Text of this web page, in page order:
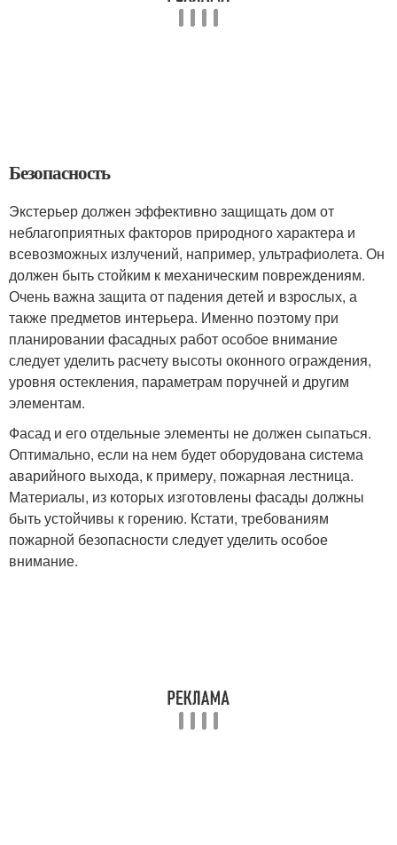
Безопасность
Экстерьер должен эффективно защищать дом от
неблагоприятных факторов природного характера и
всевозможных излучений, например, ультрафиолета. Он
должен быть стойким к механическим повреждениям.
Очень важна защита от падения детей и взрослых, а
также предметов интерьера. Именно поэтому при
планировании фасадных работ особое внимание
следует уделить расчету высоты оконного ограждения,
уровня остекления, параметрам поручней и другим
элементам.
Фасад и его отдельные элементы не должен сыпаться.
Оптимально, если на нем будет оборудована система
аварийного выхода, к примеру, пожарная лестница.
Материалы, из которых изготовлены фасады должны
быть устойчивы к горению. Кстати, требованиям
пожарной безопасности следует уделить особое
внимание.